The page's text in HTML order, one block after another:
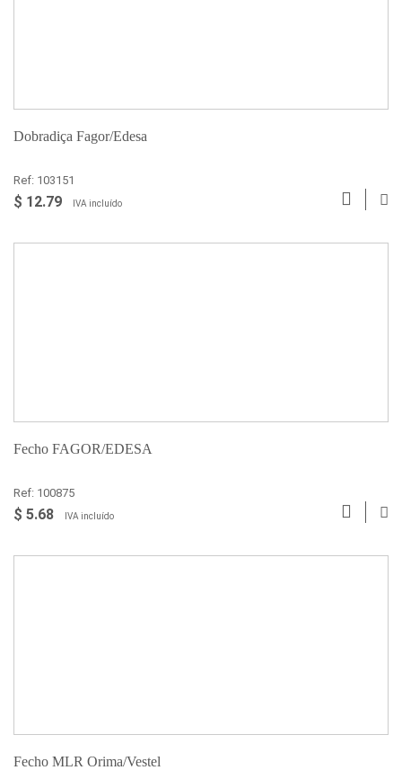
Dobradiça Fagor/Edesa
Ref: 103151
$ 12.79 IVA incluído
Fecho FAGOR/EDESA
Ref: 100875
$ 5.68 IVA incluído
Fecho MLR Orima/Vestel